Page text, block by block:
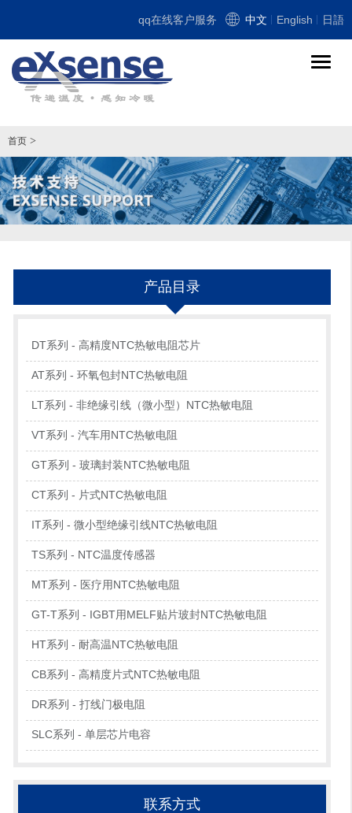
qq在线客户服务 中文 English 日語
导
首页 >
产品目录
DT系列 - 高精度NTC热敏电阻芯片
AT系列 - 环氧包封NTC热敏电阻
LT系列 - 非绝缘引线（微小型）NTC热敏电阻
VT系列 - 汽车用NTC热敏电阻
GT系列 - 玻璃封装NTC热敏电阻
CT系列 - 片式NTC热敏电阻
IT系列 - 微小型绝缘引线NTC热敏电阻
TS系列 - NTC温度传感器
MT系列 - 医疗用NTC热敏电阻
GT-T系列 - IGBT用MELF贴片玻封NTC热敏电阻
HT系列 - 耐高温NTC热敏电阻
CB系列 - 高精度片式NTC热敏电阻
DR系列 - 打线门极电阻
SLC系列 - 单层芯片电容
联系方式